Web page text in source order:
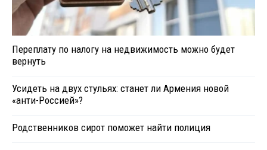
Переплату по налогу на недвижимость можно будет
вернуть
Усидеть на двух стульях: станет ли Армения новой
«анти-Россией»?
Родственников сирот поможет найти полиция